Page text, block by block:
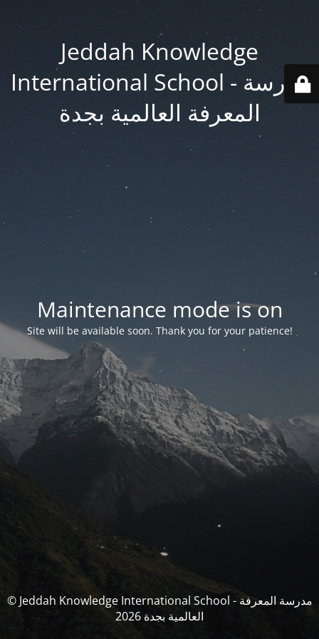
Jeddah Knowledge
International School - مدرسة
المعرفة العالمية بجدة
Maintenance mode is on
Site will be available soon. Thank you for your patience!
© Jeddah Knowledge International School - مدرسة المعرفة
العالمية بجدة 2026